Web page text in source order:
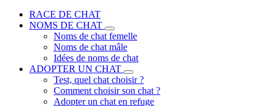
RACE DE CHAT
NOMS DE CHAT
Noms de chat femelle
Noms de chat mâle
Idées de noms de chat
ADOPTER UN CHAT
Test, quel chat choisir ?
Comment choisir son chat ?
Adopter un chat en refuge